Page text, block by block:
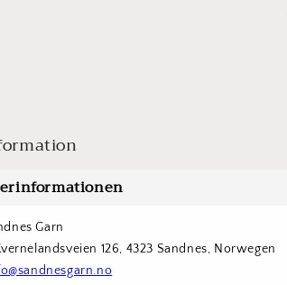
Garn
126, 4323 Sandnes, Norwegen